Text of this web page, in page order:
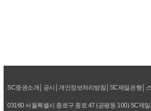
SC증권소개 공시 │개인정보처리방침 SC제일은행
03160 서울특별시 종로구 종로 47 (공평동 100) SC제